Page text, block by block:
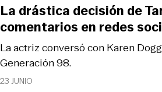
23 JUNIO
La actriz conversó con Karen
Generación 98.
La drástica decisión de
comentarios en redes